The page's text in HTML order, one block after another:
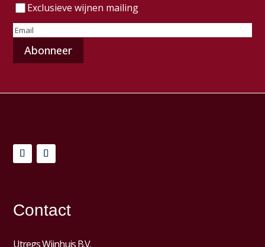
Exclusieve wijnen mailing
E-
mailadres
Contact
Utregs Wijnhuis B.V.